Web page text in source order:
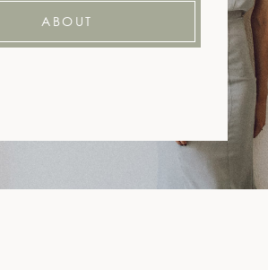
ABOUT